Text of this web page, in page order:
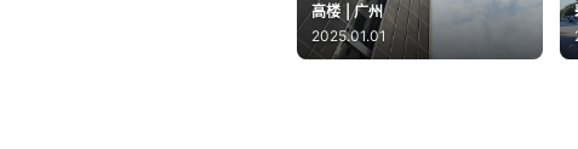
高楼 | 广州
2025.01.01